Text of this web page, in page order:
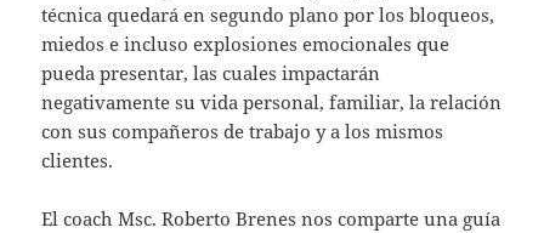
técnica quedará en segundo plano por los bloqueos,
miedos e incluso explosiones emocionales que
pueda presentar, las cuales impactarán
negativamente su vida personal, familiar, la relación
con sus compañeros de trabajo y a los mismos
clientes.
El coach Msc. Roberto Brenes nos comparte una guía